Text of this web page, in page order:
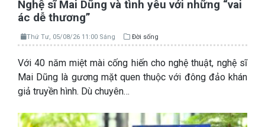
Nghệ sĩ Mai Dũng và tình yêu với những “vai
ác dễ thương”
Thứ Tư, 05/08/26 11:00 Sáng Đời sống
Với 40 năm miệt mài cống hiến cho nghệ thuật, nghệ sĩ
Mai Dũng là gương mặt quen thuộc với đông đảo khán
giả truyền hình. Dù chuyên…